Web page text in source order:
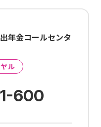
年金コールセンタ
ル
600